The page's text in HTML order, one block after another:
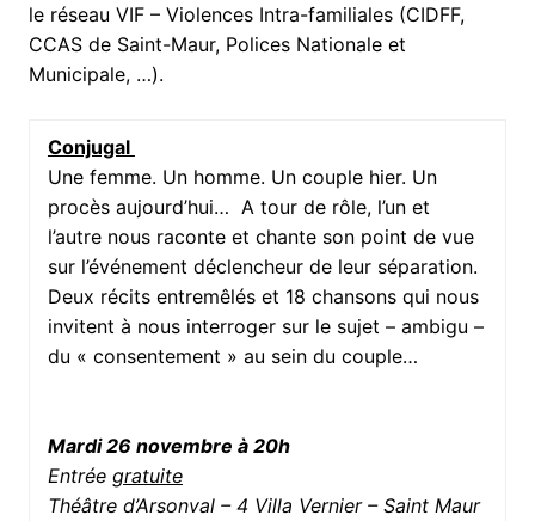
le réseau VIF – Violences Intra-familiales (CIDFF,
CCAS de Saint-Maur, Polices Nationale et
Municipale, …).
Conjugal
Une femme. Un homme. Un couple hier. Un
procès aujourd’hui… A tour de rôle, l’un et
l’autre nous raconte et chante son point de vue
sur l’événement déclencheur de leur séparation.
Deux récits entremêlés et 18 chansons qui nous
invitent à nous interroger sur le sujet – ambigu –
du « consentement » au sein du couple…
Mardi 26 novembre à 20h
Entrée gratuite
Théâtre d’Arsonval – 4 Villa Vernier – Saint Maur